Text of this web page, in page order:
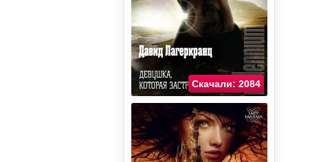
Скачали: 2084